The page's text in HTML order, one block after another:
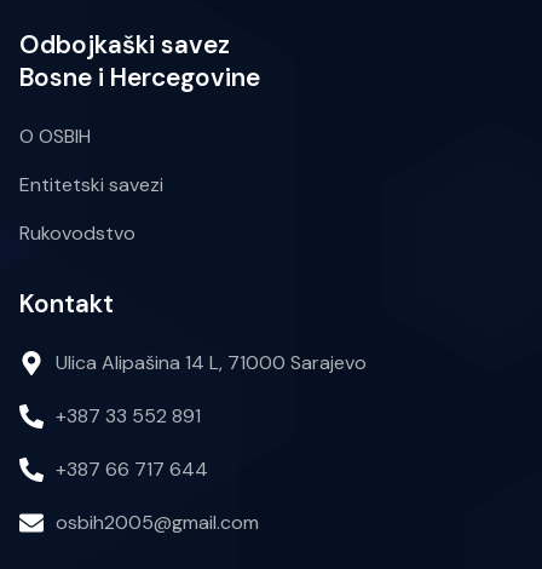
Odbojkaški savez
Bosne i Hercegovine
O OSBIH
Entitetski savezi
Rukovodstvo
Kontakt
Ulica Alipašina 14 L, 71000 Sarajevo
+387 33 552 891
+387 66 717 644
osbih2005@gmail.com